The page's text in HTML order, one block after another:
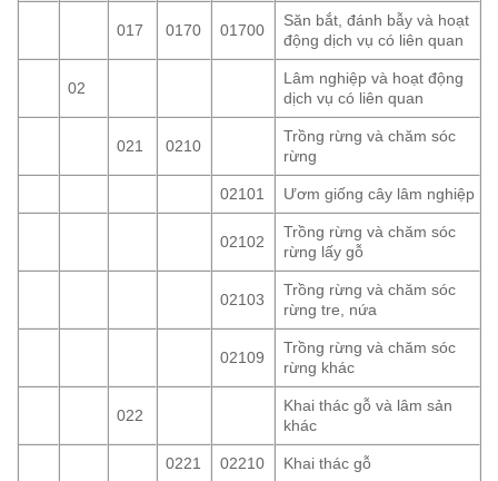
017 0170 01700
Săn bắt, đánh bẫy và hoạt
động dịch vụ có liên quan
02
Lâm nghiệp và hoạt động
dịch vụ có liên quan
021 0210
Trồng rừng và chăm sóc
rừng
02101 Ươm giống cây lâm nghiệp
02102
Trồng rừng và chăm sóc
rừng lấy gỗ
02103
Trồng rừng và chăm sóc
rừng tre, nứa
02109
Trồng rừng và chăm sóc
rừng khác
022
Khai thác gỗ và lâm sản
khác
0221 02210 Khai thác gỗ